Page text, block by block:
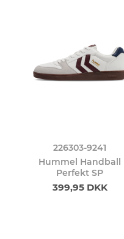
226303-9241
Hummel Handball
Perfekt SP
399,95 DKK